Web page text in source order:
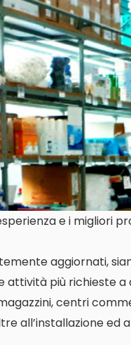
e i migliori
aggiornati,
più richieste a
centri
all’installazione ed